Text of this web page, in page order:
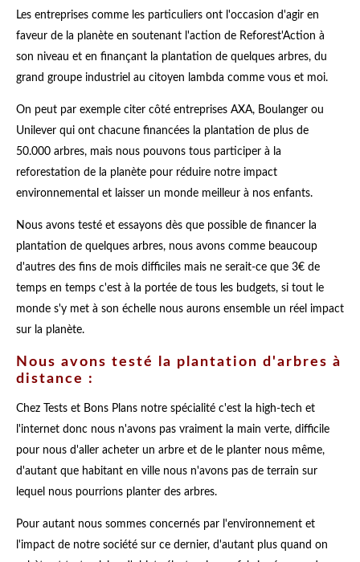
Les entreprises comme les particuliers ont l'occasion d'agir en
faveur de la planète en soutenant l'action de Reforest'Action à
son niveau et en finançant la plantation de quelques arbres, du
grand groupe industriel au citoyen lambda comme vous et moi.
On peut par exemple citer côté entreprises AXA, Boulanger ou
Unilever qui ont chacune financées la plantation de plus de
50.000 arbres, mais nous pouvons tous participer à la
reforestation de la planète pour réduire notre impact
environnemental et laisser un monde meilleur à nos enfants.
Nous avons testé et essayons dès que possible de financer la
plantation de quelques arbres, nous avons comme beaucoup
d'autres des fins de mois difficiles mais ne serait-ce que 3€ de
temps en temps c'est à la portée de tous les budgets, si tout le
monde s'y met à son échelle nous aurons ensemble un réel impact
sur la planète.
Nous avons testé la plantation d'arbres à
distance :
Chez Tests et Bons Plans notre spécialité c'est la high-tech et
l'internet donc nous n'avons pas vraiment la main verte, difficile
pour nous d'aller acheter un arbre et de le planter nous même,
d'autant que habitant en ville nous n'avons pas de terrain sur
lequel nous pourrions planter des arbres.
Pour autant nous sommes concernés par l'environnement et
l'impact de notre société sur ce dernier, d'autant plus quand on